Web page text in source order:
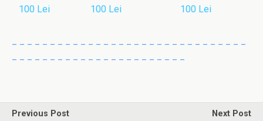
100 Lei
100 Lei
100 Lei
Previous Post Next Post